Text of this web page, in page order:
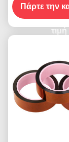
Πάρτε την
τιμή